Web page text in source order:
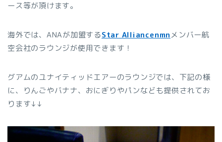
ース等が頂けます。
海外では、ANAが加盟するStar Alliancenmnメンバー航
空会社のラウンジが使用できます！
グアムのユナイティッドエアーのラウンジでは、下記の様
に、りんごやバナナ、おにぎりやパンなども提供されてお
ります↓↓